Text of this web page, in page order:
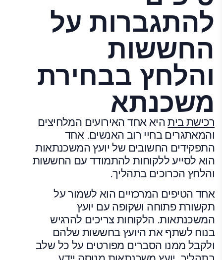
להתגברות על
החששות
והלחץ בבחירת
משכנתא
רכישת ביתהיא אחד האירועים המלחיצים
והמאתגרים בחיי רוב האנשים. אחד
התפקידים החשובים של יועץ המשכנתאות
הוא לסייע ללקוחות להתמודד עם החששות
והלחץ הכרוכים בתהליך.
אחד הטיפים המרכזיים הוא לשמור על
תקשורת פתוחה ושקופה עם יועץ
המשכנתאות. הלקוחות צריכים להרגיש
בנוח לשתף את היועץ בחששות שלהם
ולקבל ממנו הסברים מפורטים על כל שלב